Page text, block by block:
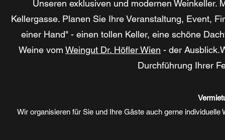
Unseren exklusiven und modernen Weinkeller.
Kellergasse. Planen Sie Ihre Veranstaltung, Event,
einer Hand" - einen tollen Keller, eine schöne
Weine vom Weingut Dr. Höfler Wien - der
Durchführung Ihrer
Wir organisieren für Sie und Ihre Gäste auch gerne